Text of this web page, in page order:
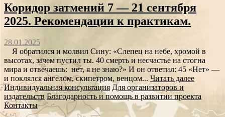
Коридор затмений 7 — 21 сентября
2025. Рекомендации к практикам.
28.01.2025
Я обратился и молвил Сину: «Слепец на небе, хромой в
высотах, зачем пустил ты. 40 смерть и несчастье на стогна
мира и отвечаешь: нет, я не знаю?» И он ответил: 45 «Нет» —
и поклялся ангелом, скипетром, венцом... Читать далее
Индивидуальная консультация Для организаторов и
издательств Благодарность и помощь в развитии проекта
Контакты